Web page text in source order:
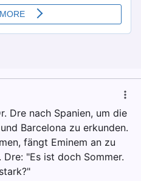
Dre nach Spanien, um die
Barcelona zu erkunden.
fängt Eminem an zu
"Es ist doch Sommer.